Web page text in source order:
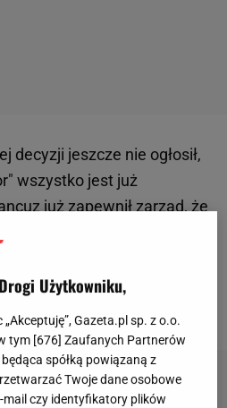
decyzji jeszcze nie ogłosił,
wszystko jest już
już zapewnił zarząd, że
pracował nad
W Arsenalu pracuje od
Użytkowniku,
Gazeta.pl sp. z o.o.
tym [676] Zaufanych Partnerów
spółką powiązaną z
Twoje dane osobowe
mail czy identyfikatory plików